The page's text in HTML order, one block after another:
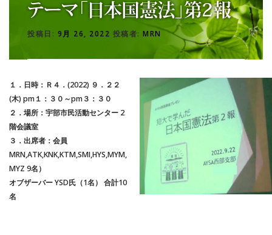
最新情報
テーマ「日本国憲法」第2報
投稿日: 9月 26, 2022 投稿者: MRN
１．日時：Ｒ４．(2022) ９．２２
(木) pm１：３０～pm３：３０
２．場所：宇部市民活動センター 2
階会議室
３．出席者：会員
MRN,ATK,KNK,KTM,SMI,HYS,MYM,
MYZ 9名）
オブザーバー YSD氏（1名） 合計10
名